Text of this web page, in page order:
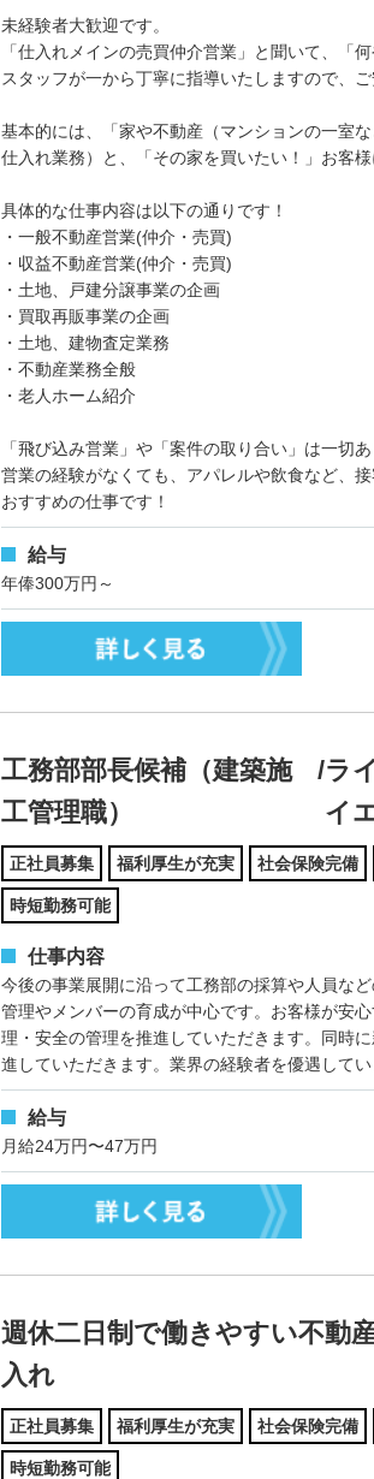
未経験者大歓迎です。
「仕入れメインの売買仲介営業」と聞いて、「
スタッフが一から丁寧に指導いたしますので、ご
基本的には、「家や不動産（マンションの一室
仕入れ業務）と、「その家を買いたい！」お客
具体的な仕事内容は以下の通りです！
・一般不動産営業(仲介・売買)
・収益不動産営業(仲介・売買)
・土地、戸建分譲事業の企画
・買取再販事業の企画
・土地、建物査定業務
・不動産業務全般
・老人ホーム紹介
「飛び込み営業」や「案件の取り合い」は一切
営業の経験がなくても、アパレルや飲食など、
おすすめの仕事です！
給与
年俸300万円～
工務部部長候補（建築施
工管理職）
/ラ
イ
正社員募集 福利厚生が充実 社会保険完備
時短勤務可能
仕事内容
今後の事業展開に沿って工務部の採算や人員な
管理やメンバーの育成が中心です。お客様が安
理・安全の管理を推進していただきます。同時
進していただきます。業界の経験者を優遇してい
給与
月給24万円〜47万円
週休二日制で働きやすい不動
入れ
正社員募集 福利厚生が充実 社会保険完備
時短勤務可能